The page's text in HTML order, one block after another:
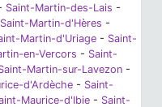
Saint-Martin-des-Lais -
Saint-Martin-d'Hères -
Martin-d'Uriage - Saint-
en-Vercors - Saint-
Martin-sur-Lavezon -
d'Ardèche - Saint-
Maurice-d'Ibie - Saint-